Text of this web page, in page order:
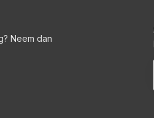
Neem dan